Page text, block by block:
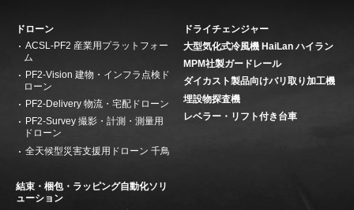
ドローン
ACSL-PF2 産業用プラットフォー
ム
PF2-Vision 建物・インフラ点検ド
ローン
PF2-Delivery 物流・宅配ドローン
PF2-Survey 撮影・計測・測量用
ドローン
全天候型災害支援用ドローン 千鳥
ドライチェンジャー
大型気化式冷風機 HaiLan ハイラン
MPM社製ガードレール
ダイカスト製品向けバリ取り加工機
埋設物探査機
レベラー・リフト付き台車
結束・梱包・ラッピング自動化ソリ
ューション